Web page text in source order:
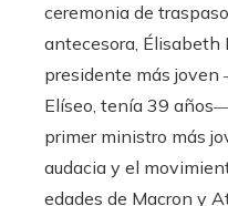
ceremonia de
antecesora, Élisabeth
presidente más
Elíseo, tenía 39
primer ministro más
audacia y el
edades de Macron y